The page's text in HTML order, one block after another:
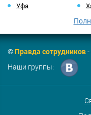
Уфа
©Правда сотрудников-
Наши группы: